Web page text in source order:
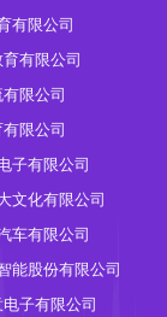
有限公司
有限公司
限公司
限公司
子有限公司
文化有限公司
车有限公司
能股份有限公司
子有限公司